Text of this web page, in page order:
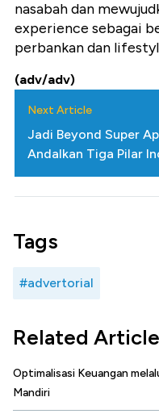
nasabah dan
experience sebagai
perbankan dan
(adv/adv)
Next Article
Jadi Beyond Super
Andalkan Tiga Pilar
Tags
#advertorial
Related
Optimalisasi Keuangan
Mandiri